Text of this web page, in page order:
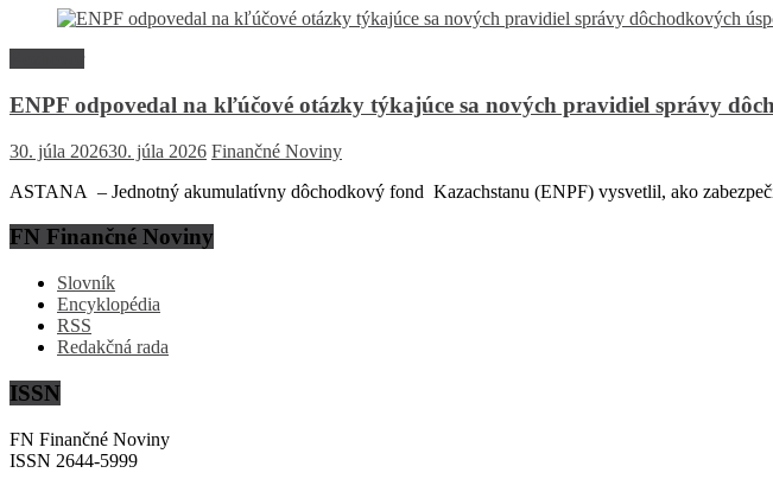
ENPF odpovedal na kľúčové otázky týkajúce sa nových pravidiel správy
30. júla 202630. júla 2026 Finančné Noviny
ASTANA – Jednotný akumulatívny dôchodkový fond Kazachstanu (ENPF) vysvetlil, ako
FN Finančné Noviny
Slovník
Encyklopédia
RSS
Redakčná rada
ISSN
FN Finančné Noviny
ISSN 2644-5999